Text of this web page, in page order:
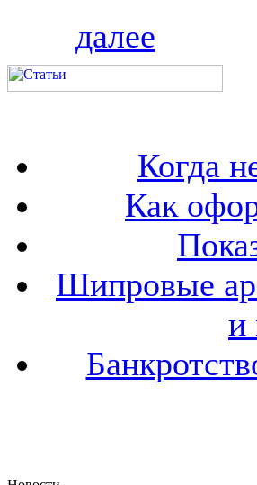
далее
Когда
Как
Шипровые
и